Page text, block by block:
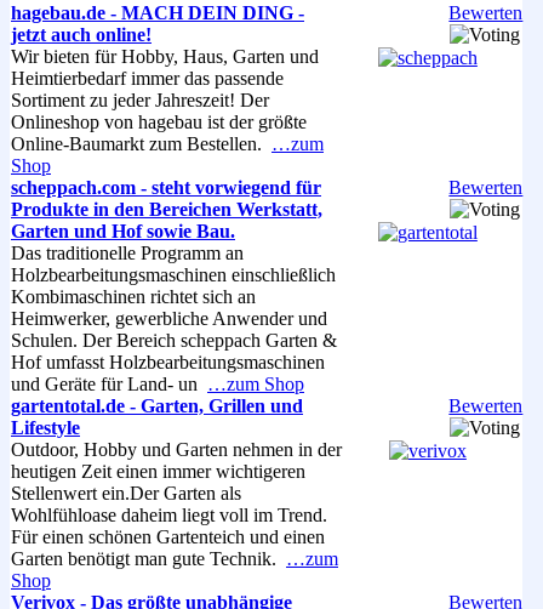
hagebau.de - MACH DEIN DING -
jetzt auch online!
Wir bieten für Hobby, Haus, Garten und
Heimtierbedarf immer das passende
Sortiment zu jeder Jahreszeit! Der
Onlineshop von hagebau ist der größte
Online-Baumarkt zum Bestellen. …zum
Shop
Bewerten
scheppach.com - steht vorwiegend für
Produkte in den Bereichen Werkstatt,
Garten und Hof sowie Bau.
Das traditionelle Programm an
Holzbearbeitungsmaschinen einschließlich
Kombimaschinen richtet sich an
Heimwerker, gewerbliche Anwender und
Schulen. Der Bereich scheppach Garten &
Hof umfasst Holzbearbeitungsmaschinen
und Geräte für Land- un …zum Shop
Bewerten
gartentotal.de - Garten, Grillen und
Lifestyle
Outdoor, Hobby und Garten nehmen in der
heutigen Zeit einen immer wichtigeren
Stellenwert ein.Der Garten als
Wohlfühloase daheim liegt voll im Trend.
Für einen schönen Gartenteich und einen
Garten benötigt man gute Technik. …zum
Shop
Bewerten
Verivox - Das größte unabhängige
Bewerten